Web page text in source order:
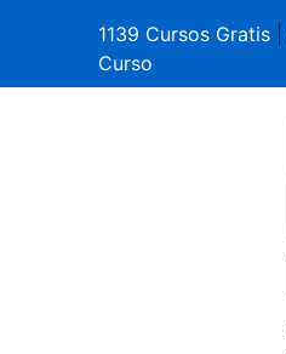
1139 Cursos Gratis
Curso